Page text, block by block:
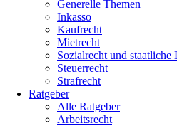
Generelle Themen
Inkasso
Kaufrecht
Mietrecht
Sozialrecht und staatliche
Steuerrecht
Strafrecht
Ratgeber
Alle Ratgeber
Arbeitsrecht